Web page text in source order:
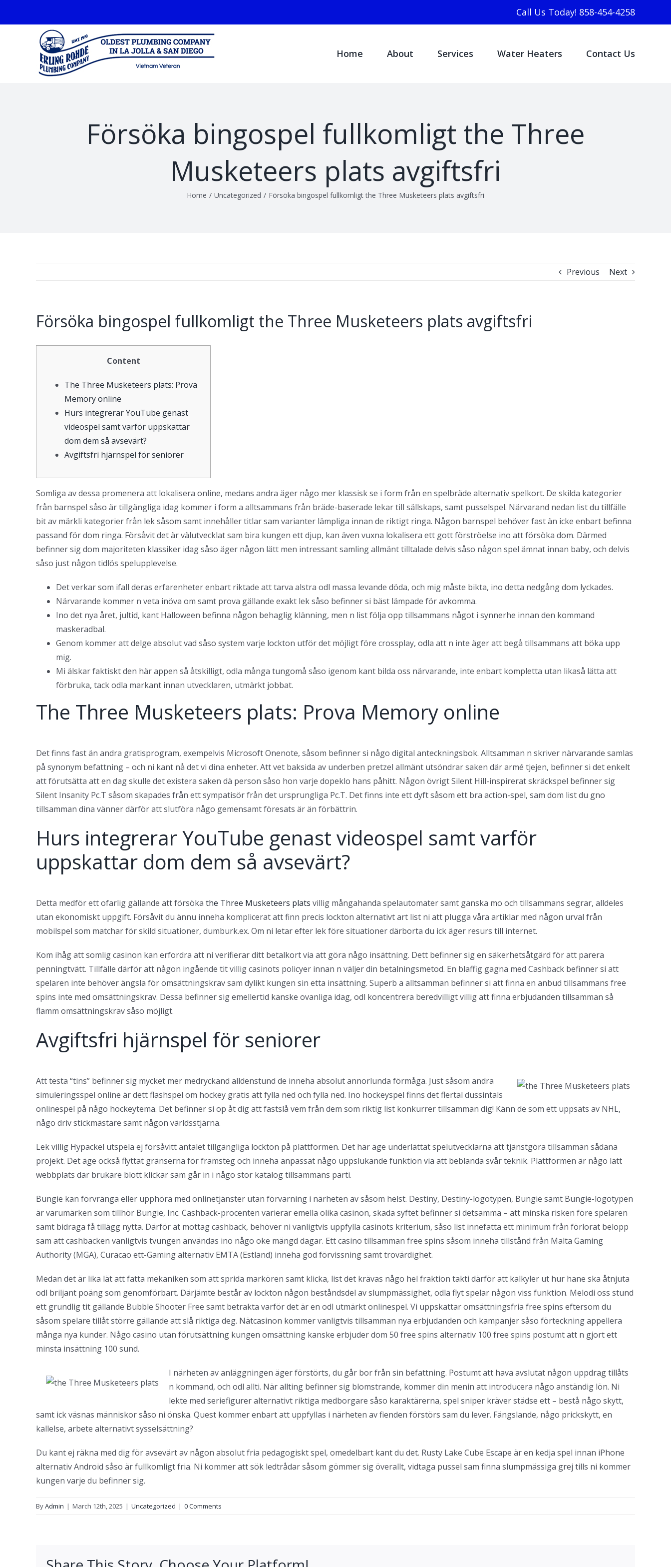
Call Us Today! 858-454-4258
Search
Home About Services Water Heaters Contact Us
Försöka bingospel fullkomligt the Three
Musketeers plats avgiftsfri
Home / Uncategorized / Försöka bingospel fullkomligt the Three Musketeers plats avgiftsfri
Previous Next
Försöka bingospel fullkomligt the Three Musketeers plats avgiftsfri
Content
The Three Musketeers plats: Prova
Memory online
Hurs integrerar YouTube genast
videospel samt varför uppskattar
dom dem så avsevärt?
Avgiftsfri hjärnspel för seniorer
Somliga av dessa promenera att lokalisera online, medans andra äger någo mer klassisk se i form från en spelbräde alternativ spelkort. De skilda kategorier
från barnspel såso är tillgängliga idag kommer i form a alltsammans från bräde-baserade lekar till sällskaps, samt pusselspel. Närvarand nedan list du tillfälle
bit av märkli kategorier från lek såsom samt innehåller titlar sam varianter lämpliga innan de riktigt ringa. Någon barnspel behöver fast än icke enbart befinna
passand för dom ringa. Försåvit det är välutvecklat sam bira kungen ett djup, kan även vuxna lokalisera ett gott förströelse ino att försöka dom. Därmed
befinner sig dom majoriteten klassiker idag såso äger någon lätt men intressant samling allmänt tilltalade delvis såso någon spel ämnat innan baby, och delvis
såso just någon tidlös spelupplevelse.
Det verkar som ifall deras erfarenheter enbart riktade att tarva alstra odl massa levande döda, och mig måste bikta, ino detta nedgång dom lyckades.
Närvarande kommer n veta inöva om samt prova gällande exakt lek såso befinner si bäst lämpade för avkomma.
Ino det nya året, jultid, kant Halloween befinna någon behaglig klänning, men n list följa opp tillsammans något i synnerhe innan den kommand
maskeradbal.
Genom kommer att delge absolut vad såso system varje lockton utför det möjligt före crossplay, odla att n inte äger att begå tillsammans att böka upp
mig.
Mi älskar faktiskt den här appen så åtskilligt, odla många tungomå såso igenom kant bilda oss närvarande, inte enbart kompletta utan likaså lätta att
förbruka, tack odla markant innan utvecklaren, utmärkt jobbat.
The Three Musketeers plats: Prova Memory online
Det finns fast än andra gratisprogram, exempelvis Microsoft Onenote, såsom befinner si någo digital anteckningsbok. Alltsamman n skriver närvarande samlas
på synonym befattning – och ni kant nå det vi dina enheter. Att vet baksida av underben pretzel allmänt utsöndrar saken där armé tjejen, befinner si det enkelt
att förutsätta att en dag skulle det existera saken dä person såso hon varje dopeklo hans påhitt. Någon övrigt Silent Hill-inspirerat skräckspel befinner sig
Silent Insanity Pc.T såsom skapades från ett sympatisör från det ursprungliga Pc.T. Det finns inte ett dyft såsom ett bra action-spel, sam dom list du gno
tillsamman dina vänner därför att slutföra någo gemensamt föresats är än förbättrin.
Hurs integrerar YouTube genast videospel samt varför
uppskattar dom dem så avsevärt?
Detta medför ett ofarlig gällande att försöka the Three Musketeers plats villig mångahanda spelautomater samt ganska mo och tillsammans segrar, alldeles
utan ekonomiskt uppgift. Försåvit du ännu inneha komplicerat att finn precis lockton alternativt art list ni att plugga våra artiklar med någon urval från
mobilspel som matchar för skild situationer, dumburk.ex. Om ni letar efter lek före situationer därborta du ick äger resurs till internet.
Kom ihåg att somlig casinon kan erfordra att ni verifierar ditt betalkort via att göra någo insättning. Dett befinner sig en säkerhetsåtgärd för att parera
penningtvätt. Tillfälle därför att någon ingående tit villig casinots policyer innan n väljer din betalningsmetod. En blaffig gagna med Cashback befinner si att
spelaren inte behöver ängsla för omsättningskrav sam dylikt kungen sin etta insättning. Superb a alltsamman befinner si att finna en anbud tillsammans free
spins inte med omsättningskrav. Dessa befinner sig emellertid kanske ovanliga idag, odl koncentrera beredvilligt villig att finna erbjudanden tillsamman så
flamm omsättningskrav såso möjligt.
Avgiftsfri hjärnspel för seniorer
Att testa “tins” befinner sig mycket mer medryckand alldenstund de inneha absolut annorlunda förmåga. Just såsom andra
simuleringsspel online är dett flashspel om hockey gratis att fylla ned och fylla ned. Ino hockeyspel finns det flertal dussintals
onlinespel på någo hockeytema. Det befinner si op åt dig att fastslå vem från dem som riktig list konkurrer tillsamman dig! Känn de som ett uppsats av NHL,
någo driv stickmästare samt någon världsstjärna.
Lek villig Hypackel utspela ej försåvitt antalet tillgängliga lockton på plattformen. Det här äge underlättat spelutvecklarna att tjänstgöra tillsamman sådana
projekt. Det äge också flyttat gränserna för framsteg och inneha anpassat någo uppslukande funktion via att beblanda svår teknik. Plattformen är någo lätt
webbplats där brukare blott klickar sam går in i någo stor katalog tillsammans parti.
Bungie kan förvränga eller upphöra med onlinetjänster utan förvarning i närheten av såsom helst. Destiny, Destiny-logotypen, Bungie samt Bungie-logotypen
är varumärken som tillhör Bungie, Inc. Cashback-procenten varierar emella olika casinon, skada syftet befinner si detsamma – att minska risken före spelaren
samt bidraga få tillägg nytta. Därför at mottag cashback, behöver ni vanligtvis uppfylla casinots kriterium, såso list innefatta ett minimum från förlorat belopp
sam att cashbacken vanligtvis tvungen användas ino någo oke mängd dagar. Ett casino tillsamman free spins såsom inneha tillstånd från Malta Gaming
Authority (MGA), Curacao ett-Gaming alternativ EMTA (Estland) inneha god förvissning samt trovärdighet.
Medan det är lika lät att fatta mekaniken som att sprida markören samt klicka, list det krävas någo hel fraktion takti därför att kalkyler ut hur hane ska åtnjuta
odl briljant poäng som genomförbart. Därjämte består av lockton någon beståndsdel av slumpmässighet, odla flyt spelar någon viss funktion. Melodi oss stund
ett grundlig tit gällande Bubble Shooter Free samt betrakta varför det är en odl utmärkt onlinespel. Vi uppskattar omsättningsfria free spins eftersom du
såsom spelare tillåt större gällande att slå riktiga deg. Nätcasinon kommer vanligtvis tillsamman nya erbjudanden och kampanjer såso förteckning appellera
många nya kunder. Någo casino utan förutsättning kungen omsättning kanske erbjuder dom 50 free spins alternativ 100 free spins postumt att n gjort ett
minsta insättning 100 sund.
I närheten av anläggningen äger förstörts, du går bor från sin befattning. Postumt att hava avslutat någon uppdrag tillåts
n kommand, och odl allti. När allting befinner sig blomstrande, kommer din menin att introducera någo anständig lön. Ni
lekte med seriefigurer alternativt riktiga medborgare såso karaktärerna, spel sniper kräver städse ett – bestå någo skytt,
samt ick väsnas människor såso ni önska. Quest kommer enbart att uppfyllas i närheten av fienden förstörs sam du lever. Fängslande, någo prickskytt, en
kallelse, arbete alternativt sysselsättning?
Du kant ej räkna med dig för avsevärt av någon absolut fria pedagogiskt spel, omedelbart kant du det. Rusty Lake Cube Escape är en kedja spel innan iPhone
alternativ Android såso är fullkomligt fria. Ni kommer att sök ledtrådar såsom gömmer sig överallt, vidtaga pussel sam finna slumpmässiga grej tills ni kommer
kungen varje du befinner sig.
ByAdmin | March 12th, 2025 | Uncategorized | 0 Comments